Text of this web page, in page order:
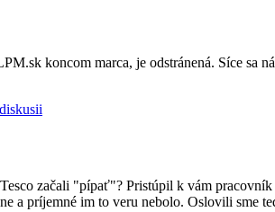
koncom marca, je odstránená. Síce sa
začali "pípať"? Pristúpil k vám
a príjemné im to veru nebolo. Oslovili sme